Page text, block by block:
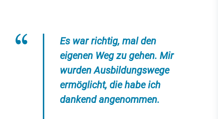
Es war richtig, mal den
eigenen Weg zu gehen. Mir
wurden Ausbildungswege
ermöglicht, die habe ich
dankend angenommen.